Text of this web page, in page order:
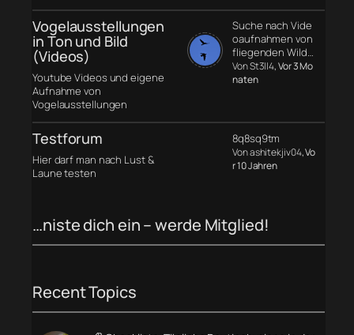
Vogelausstellungen
in Ton und Bild
(Videos)
Youtube Videos und eigene
Aufnahme von
Vogelausstellungen
Suche nach Vide
oaufnahmen von
fliegenden Wild…
Von St3ll4, Vor 3 Mo
naten
Testforum
Hier darf man nach Lust &
Laune testen
8q8sq9tm
Von ashitekjiv04, Vo
r 10 Jahren
…niste dich ein – werde Mitglied!
Recent Topics